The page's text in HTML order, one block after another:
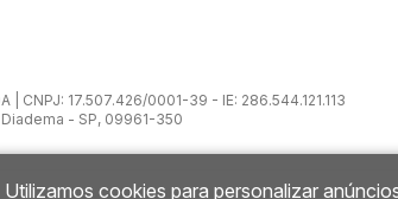
CNPJ: 17.507.426/0001-39 - IE: 286.544.121.113
- SP, 09961-350
Utilizamos cookies para personalizar